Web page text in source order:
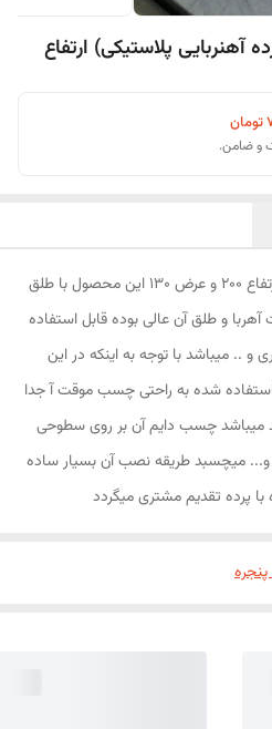
آهنربایی پلاستیکی) ارتفاع
تومان
پرده مغناطیسی یا پرده آهنربایی ارتفاع 200 و عرض 130 این محصول با طلق
آهربا و طلق آن عالی بوده قابل استفاده
و .. میباشد با توجه به اینکه در این
شده به راحتی چسب موقت آ جدا
میباشد چسب دایم آن بر روی سطوحی
میچسبد طریقه نصب آن بسیار ساده
پرده تقدیم مشتری میگردد